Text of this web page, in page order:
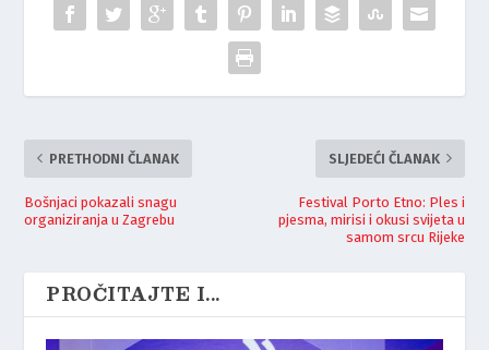
PRETHODNI ČLANAK
Bošnjaci pokazali snagu
organiziranja u Zagrebu
SLJEDEĆI ČLANAK
Festival Porto Etno: Ples i
pjesma, mirisi i okusi svijeta u
samom srcu Rijeke
PROČITAJTE I...